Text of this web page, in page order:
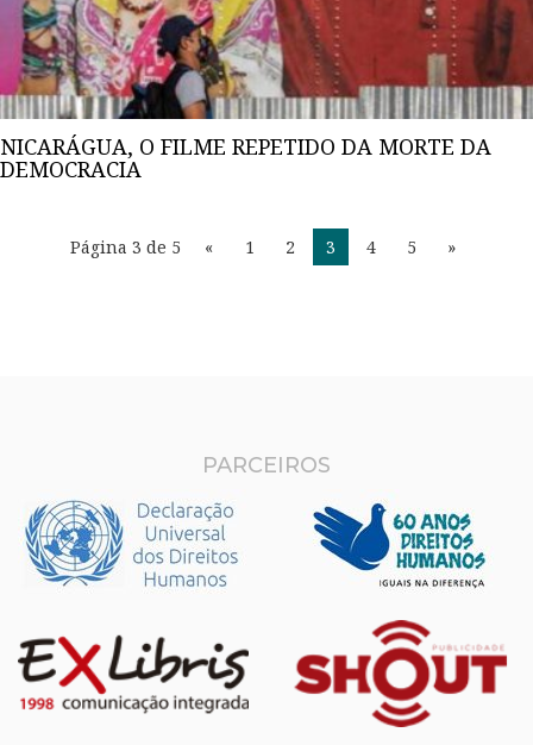
NICARÁGUA, O FILME REPETIDO DA MORTE DA
DEMOCRACIA
Página 3 de 5 « 1 2 3 4 5 »
PARCEIROS